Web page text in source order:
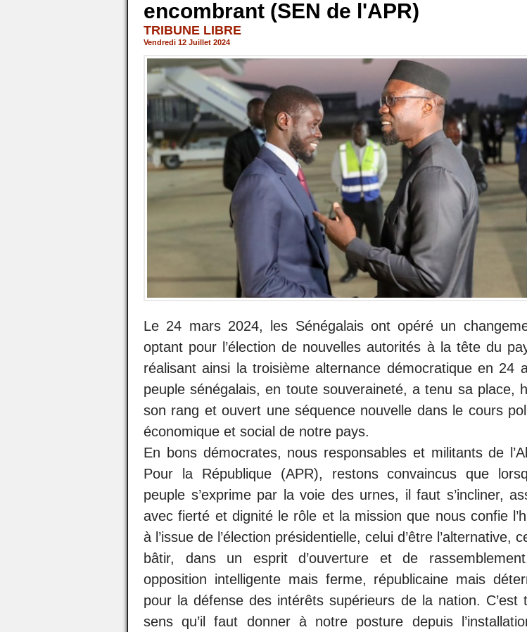
encombrant (SEN de l'APR)
TRIBUNE LIBRE
Vendredi 12 Juillet 2024
Le 24 mars 2024, les Sénégalais ont opéré un
optant pour l’élection de nouvelles autorités à la tête du
réalisant ainsi la troisième alternance démocratique en 24
peuple sénégalais, en toute souveraineté, a tenu sa place,
son rang et ouvert une séquence nouvelle dans le cours
économique et social de notre pays.
En bons démocrates, nous responsables et militants de
Pour la République (APR), restons convaincus que
peuple s’exprime par la voie des urnes, il faut s’incliner,
avec fierté et dignité le rôle et la mission que nous confie
à l’issue de l’élection présidentielle, celui d’être l’alternative,
bâtir, dans un esprit d’ouverture et de
opposition intelligente mais ferme, républicaine mais
pour la défense des intérêts supérieurs de la nation. C’est
sens qu’il faut donner à notre posture depuis